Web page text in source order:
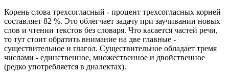
Корень слова трехсогласный - процент трехсогласных корней
составляет 82 %. Это облегчает задачу при заучивании новых
слов и чтении текстов без словаря. Что касается частей речи,
то тут стоит обратить внимание на две главные -
существительное и глагол. Существительное обладает тремя
числами - единственное, множественное и двойственное
(редко употребляется в диалектах).